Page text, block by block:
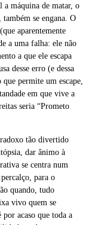
máquina de matar, o
se engana. O
aparentemente
a uma falha: ele não
a que ele escapa
desse erro (e dessa
permite um escape,
em que vive a
seria “Prometo
tão divertido
dar ânimo à
se centra num
para o
quando, tudo
vivo quem se
por acaso que toda a